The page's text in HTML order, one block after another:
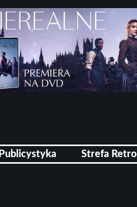
Publicystyka Strefa Retro